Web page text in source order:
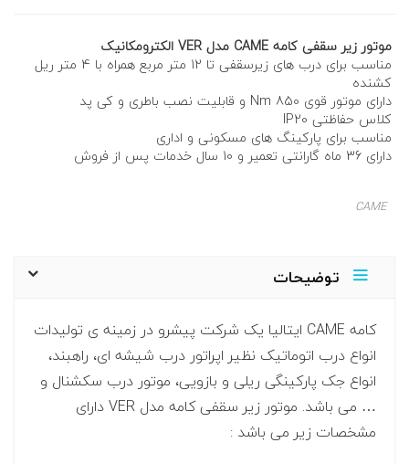
موتور زیر سقفی کامه CAME مدل VER الکترومکانیک
مناسب برای درب های زیرسقفی تا 12 متر مربع همراه با 4 متر ریل
کشنده
دارای موتور قوی 850 Nm و قابلیت نصب باطری و کی پد
کلاس حفاظتی IP20
مناسب برای پارکینگ های مسکونی و اداری
دارای 36 ماه گارانتی تعمیر و 10 سال خدمات پس از فروش
CAME
توضیحات
کامه CAME ایتالیا یک شرکت پیشرو در زمینه ی تولیدات
انواع درب اتوماتیک نظیر اپراتور درب شیشه ای، راهبند،
انواع جک پارکینگی ریلی و بازویی، موتور درب سکشنال و
… می باشد. موتور زیر سقفی کامه مدل VER دارای
مشخصات زیر می باشد :